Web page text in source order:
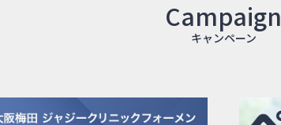
Campaign
キャンペーン